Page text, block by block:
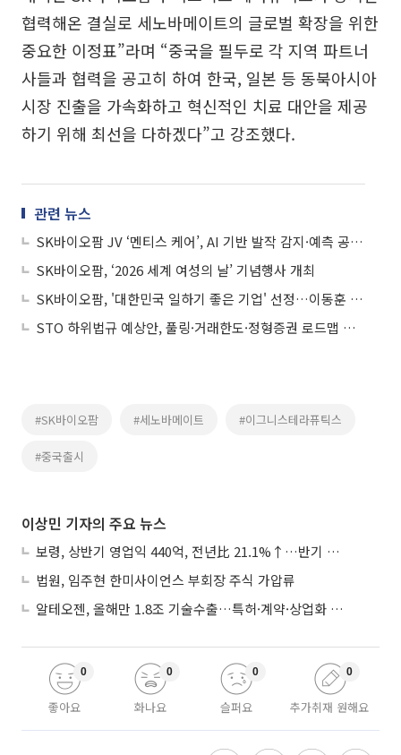
협력해온 결실로 세노바메이트의 글로벌 확장을 위한
중요한 이정표”라며 “중국을 필두로 각 지역 파트너
사들과 협력을 공고히 하여 한국, 일본 등 동북아시아
시장 진출을 가속화하고 혁신적인 치료 대안을 제공
하기 위해 최선을 다하겠다”고 강조했다.
관련 뉴스
SK바이오팜 JV ‘멘티스 케어’, AI 기반 발작 감지·예측 공동 연구 착수
SK바이오팜, ‘2026 세계 여성의 날’ 기념행사 개최
SK바이오팜, '대한민국 일하기 좋은 기업' 선정…이동훈 사장 2년 연속 '존경받는 CEO' 수상
STO 하위법규 예상안, 풀링·거래한도·정형증권 로드맵 제시
#SK바이오팜 #세노바메이트 #이그니스테라퓨틱스
#중국출시
이상민 기자의 주요 뉴스
보령, 상반기 영업익 440억, 전년比 21.1%↑…반기 역대 최대
법원, 임주현 한미사이언스 부회장 주식 가압류
알테오젠, 올해만 1.8조 기술수출…특허·계약·상업화 ‘삼박자’
좋아요
0
화나요
0
슬퍼요
0
추가취재 원해요
0